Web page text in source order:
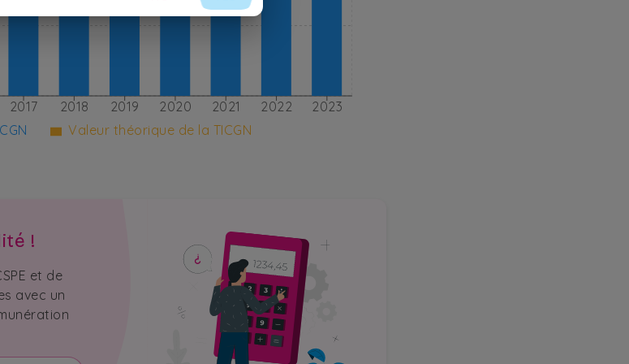
2017 2018 2019 2020 2021 2022 2023
Valeur théorique de la TICGN
!
et de
avec un